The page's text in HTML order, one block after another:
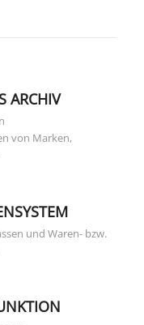
ARCHIV
von Marken,
und Waren- bzw.